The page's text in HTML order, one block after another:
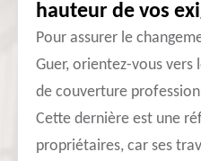
hauteur de vos
Pour assurer le
Guer, orientez-vous vers
de couverture
Cette dernière est une
propriétaires, car ses